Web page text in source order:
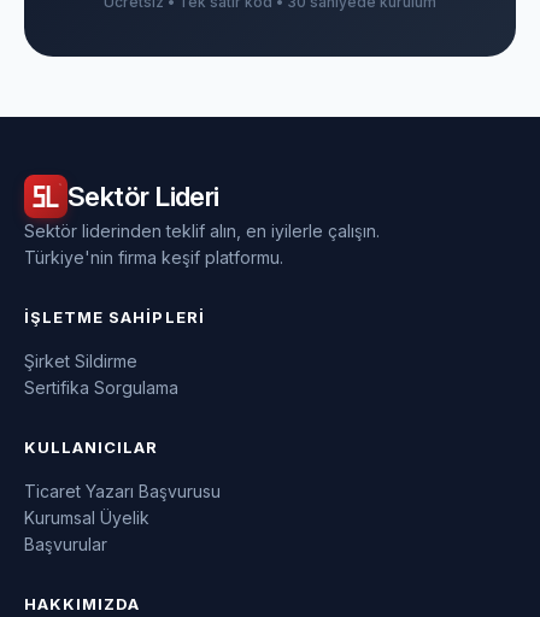
Sektör Lideri
Sektör liderinden teklif alın, en iyilerle çalışın.
Türkiye'nin firma keşif platformu.
İŞLETME SAHIPLERI
Şirket Sildirme
Sertifika Sorgulama
KULLANICILAR
Ticaret Yazarı Başvurusu
Kurumsal Üyelik
Başvurular
HAKKIMIZDA